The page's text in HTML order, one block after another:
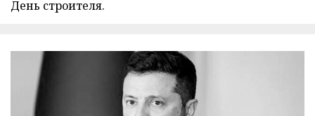
День строителя.